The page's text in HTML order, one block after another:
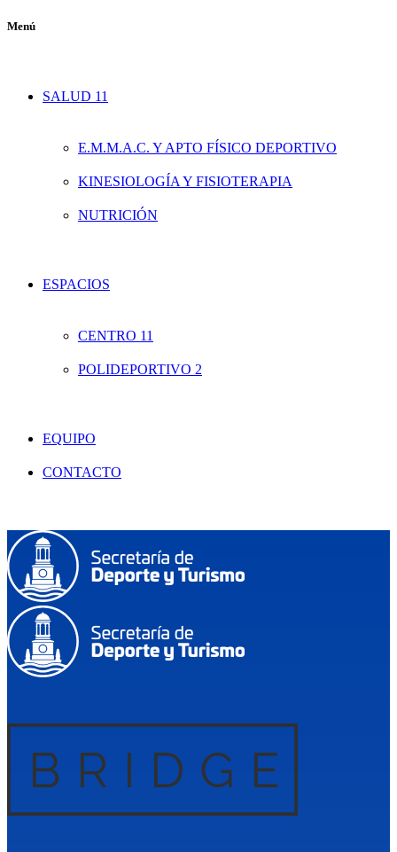
Menú
SALUD 11
E.M.M.A.C. Y APTO FÍSICO DEPORTIVO
KINESIOLOGÍA Y FISIOTERAPIA
NUTRICIÓN
ESPACIOS
CENTRO 11
POLIDEPORTIVO 2
EQUIPO
CONTACTO